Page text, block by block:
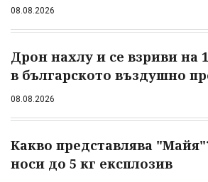
08.08.2026
Дрон нахлу и се взриви на
в българското въздушно
08.08.2026
Какво представлява
носи до 5 кг експлозив